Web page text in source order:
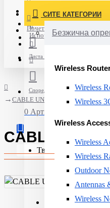
Постави нарачка
Испорака
Нов корисник
Листа на желби
Спореди
0 Артикли - 0ден.
Твојата кошничка е
СИТЕ КАТЕГОРИИ
Безжична
Wireless
Wireless
Wireless
Wireless
Wireless
Wireless
Outdoor
Antennas
Wireless
Почетна
CABLE UNIFI ODN 0.5M/UOC-
CABLE UNIFI
Cable length:0.5m